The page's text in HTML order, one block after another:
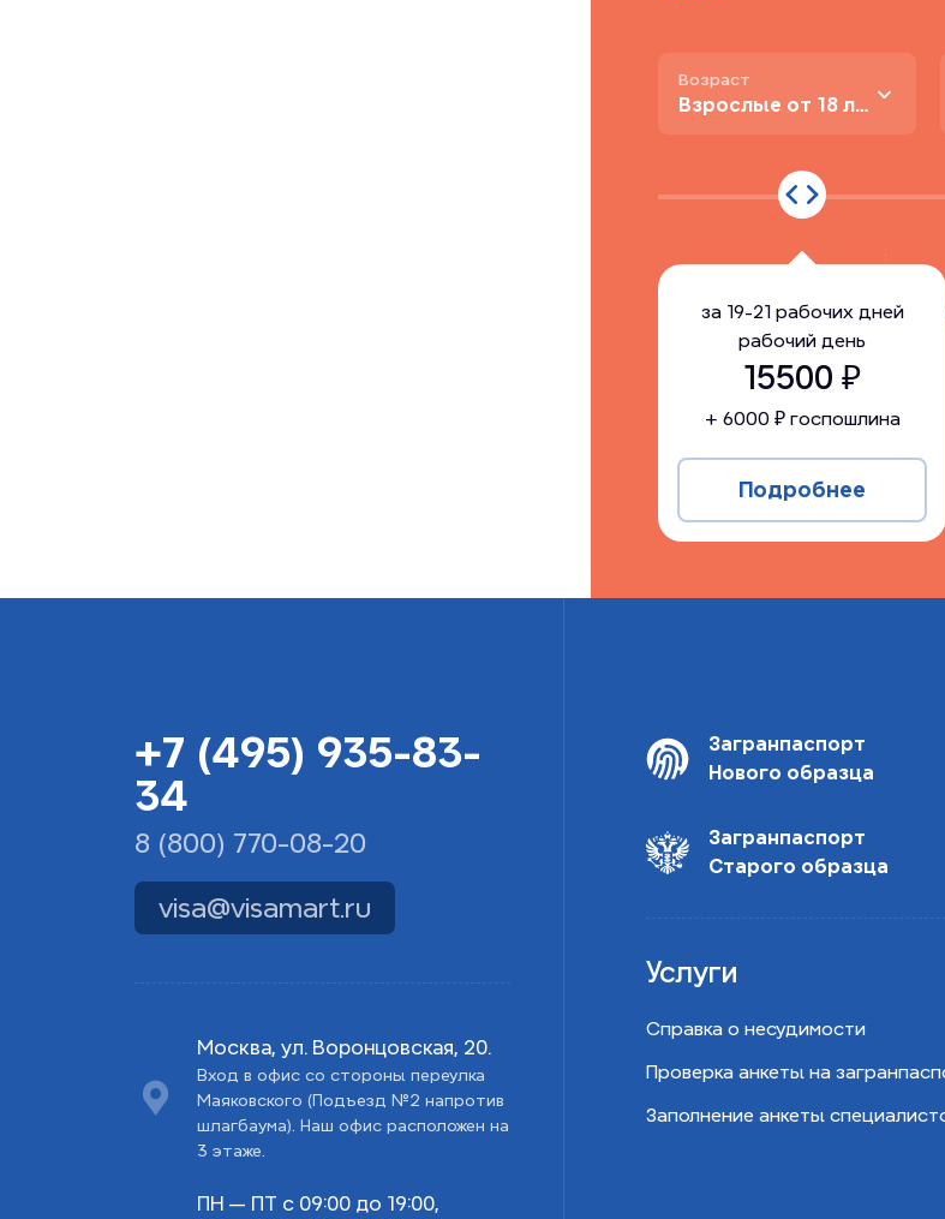
Возраст
Взрослые от 18 лет
за19-21 рабочих дней
15500
за 19-21 рабочих дней
рабочий день
15500 ₽
+ 6000₽ госпошлина
Подробнее
+7 (495) 935-83-
34
8 (800) 770-08-20
visa@visamart.ru
Москва, ул. Воронцовская, 20.
Вход в офис со стороны переулка
Маяковского (Подъезд №2 напротив
шлагбаума). Наш офис расположен на
3 этаже.
ПН — ПТ с 09:00 до 19:00,
Загранпаспорт
Нового образца
Загранпаспорт
Старого образца
Услуги
Справка о несудимости
Проверка анкеты на
Заполнение анкеты